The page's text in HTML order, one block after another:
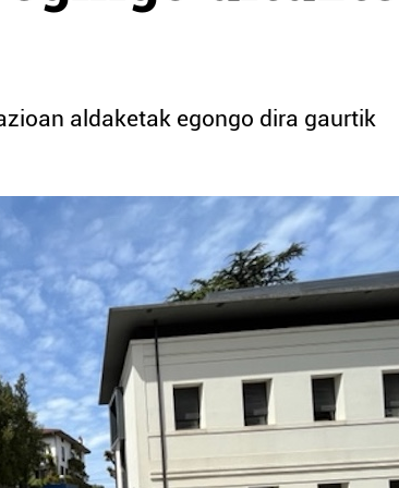
aldaketak egongo dira gaurtik